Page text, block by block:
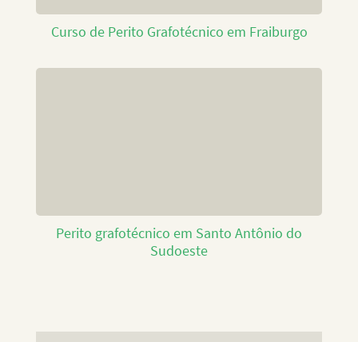
Curso de Perito Grafotécnico em Fraiburgo
Perito grafotécnico em Santo Antônio do
Sudoeste